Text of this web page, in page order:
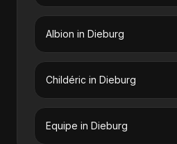
Albion in Dieburg
Childéric in Dieburg
Equipe in Dieburg